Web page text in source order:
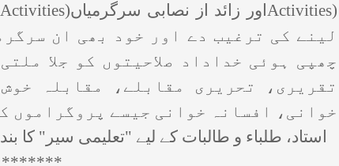
Activities)اور زائد از نصابی سرگرمیاں
لینے کی ترغیب دے اور خود بھی ان
چھپی ہوئی خداداد صلاحیتوں کو جلا
تقریری، تحریری مقابلے، مقابلہ
خوانی، افسانہ خوانی جیسے پروگراموں